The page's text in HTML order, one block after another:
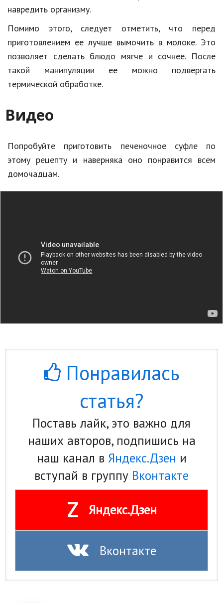
навредить организму.
Помимо этого, следует отметить, что перед
приготовлением ее лучше вымочить в молоке. Это
позволяет сделать блюдо мягче и сочнее. После
такой манипуляции ее можно подвергать
термической обработке.
Видео
Попробуйте приготовить печеночное суфле по
этому рецепту и наверняка оно понравится всем
домочадцам.
Понравилась
статья?
Поставь лайк, это важно для
наших авторов, подпишись на
наш канал в Яндекс.Дзен и
вступай в группу Вконтакте
Z Яндекс.Дзен
Вконтакте